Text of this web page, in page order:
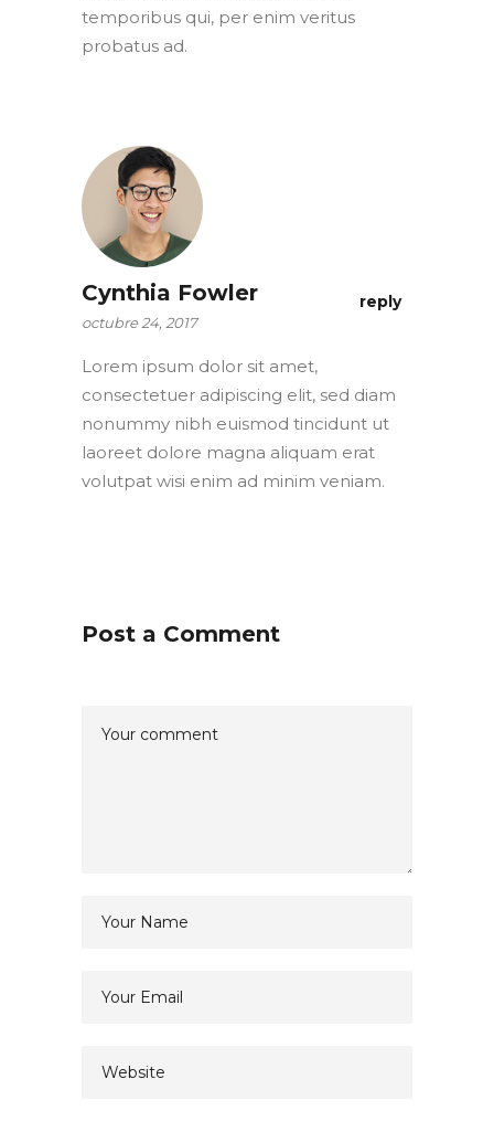
temporibus qui, per enim veritus
probatus ad.
Cynthia Fowler
octubre 24, 2017
reply
Lorem ipsum dolor sit amet,
consectetuer adipiscing elit, sed diam
nonummy nibh euismod tincidunt ut
laoreet dolore magna aliquam erat
volutpat wisi enim ad minim veniam.
Post a Comment